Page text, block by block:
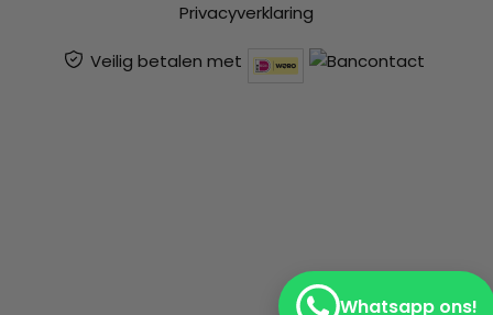
Privacyverklaring
Veilig betalen met
Whatsapp ons!